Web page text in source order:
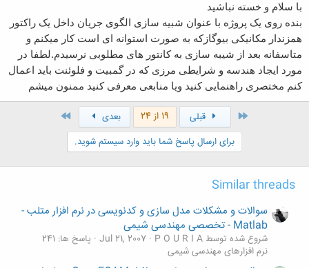
با سلام و خسته نباشید
بنده روی یک پروژه با عنوان شبیه سازی الگوی جریان داخل یک راکتور
همزندار مکانیکی بیوگازکه به صورت استوانه ای است کار میکنم و
متاسفانه بعد از شیبه سازی به کانتور های مطلوبی نرسیدم.لطفا در
مورد ایجاد هندسه و شرایطی مرزی که در گمبیت و فلوئنت باید اعمال
کنم مختصری راهنمایی کنید ویا منابعی معرفی کنید ممنون میشم
اول قبلی 19 از 24 بعدی
برای ارسال پاسخ شما باید وارد سیستم شوید.
Similar threads
سوالات و مشکلات مدل سازی و کدنویسی در نرم افزار متلب -
Matlab - تخصصی مهندسی شیمی
شروع شده توسط P O U R I A Jul 21, 2007 پاسخ ها: 241
نرم افزارهای مهندسی شیمی